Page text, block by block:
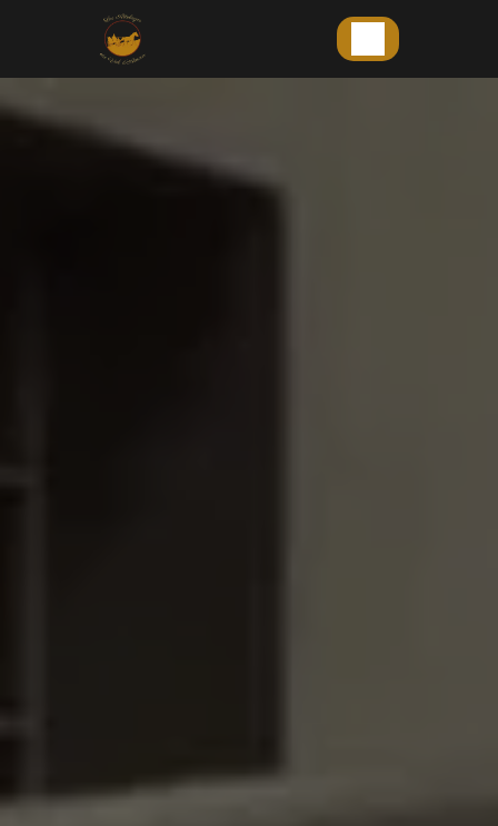
Panneau de gestion des cookies